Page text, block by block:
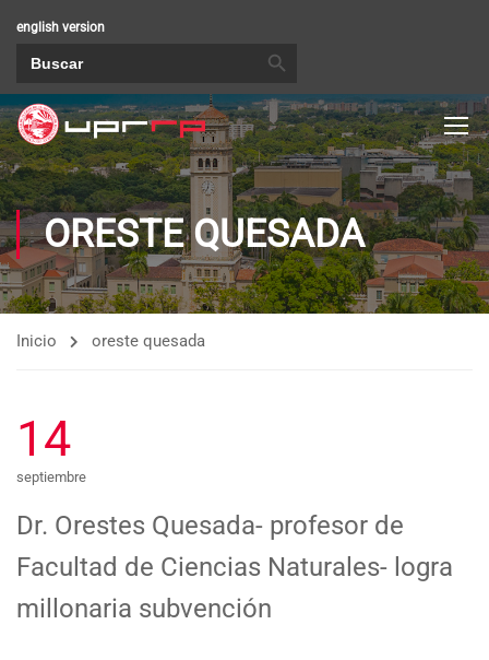
english version
ORESTE QUESADA
Inicio oreste quesada
14
septiembre
Dr. Orestes Quesada- profesor de
Facultad de Ciencias Naturales- logra
millonaria subvención